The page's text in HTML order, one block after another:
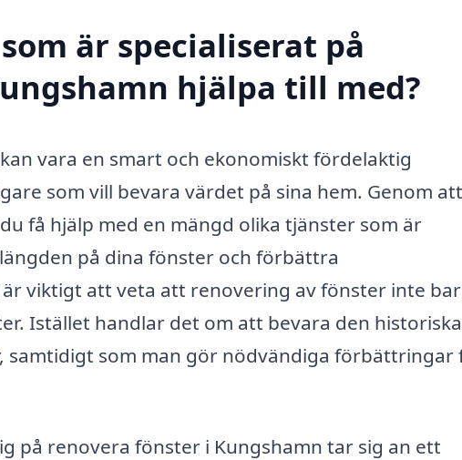
är specialiserat på
hjälpa till med?
vara en smart och ekonomiskt fördelaktig
som vill bevara värdet på sina hem. Genom att
få hjälp med en mängd olika tjänster som är
på dina fönster och förbättra
viktigt att veta att renovering av fönster inte
Istället handlar det om att bevara den historiska
samtidigt som man gör nödvändiga förbättringar
på renovera fönster i Kungshamn tar sig an ett